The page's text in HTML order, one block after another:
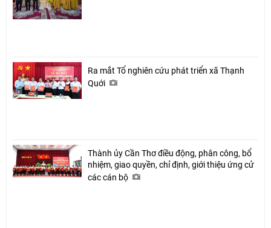
Ra mắt Tổ nghiên cứu phát triển xã Thạnh
Quới
Thành ủy Cần Thơ điều động, phân công, bổ
nhiệm, giao quyền, chỉ định, giới thiệu ứng cử
các cán bộ